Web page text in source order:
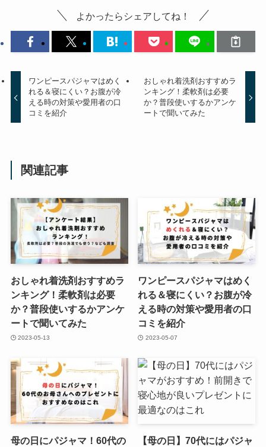
よかったらシェアしてね！
ワンピースパジャマはめく
れる＆寝にくい？お腹が冷
える時の対策や愛用者の口
コミを紹介
おしゃれ着洗剤おすすめラ
ンキング！柔軟剤は必要
か？普段使いするかアンケ
ートで聞いてみた
関連記事
おしゃれ着洗剤おすすめラ
ンキング！柔軟剤は必要
か？普段使いするかアンケ
ートで聞いてみた
2023-05-13
ワンピースパジャマはめく
れる＆寝にくい？お腹が冷
える時の対策や愛用者の口
コミを紹介
2023-05-07
母の日にパジャマ！60代の
【母の日】70代にはパジャ